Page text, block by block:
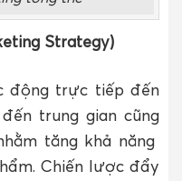
Strategy)
động trực tiếp đến
trung gian cũng
tăng khả năng
Chiến lược đẩy